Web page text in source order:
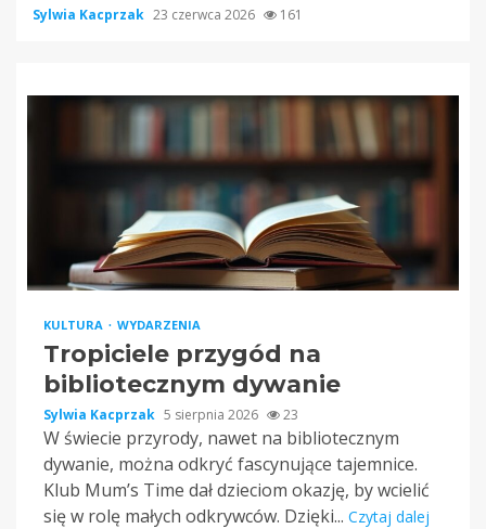
Sylwia Kacprzak 23 czerwca 2026 161
KULTURA WYDARZENIA
Tropiciele przygód na
bibliotecznym dywanie
Sylwia Kacprzak 5 sierpnia 2026 23
W świecie przyrody, nawet na bibliotecznym
dywanie, można odkryć fascynujące tajemnice.
Klub Mum’s Time dał dzieciom okazję, by wcielić
się w rolę małych odkrywców. Dzięki... Czytaj dalej